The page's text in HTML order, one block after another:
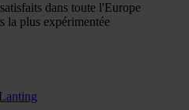
dans toute l'Europe
la plus expérimentée